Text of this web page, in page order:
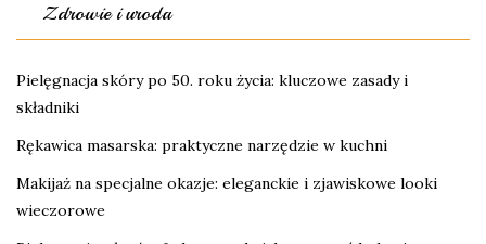
Zdrowie i uroda
Pielęgnacja skóry po 50. roku życia: kluczowe zasady i
składniki
Rękawica masarska: praktyczne narzędzie w kuchni
Makijaż na specjalne okazje: eleganckie i zjawiskowe looki
wieczorowe